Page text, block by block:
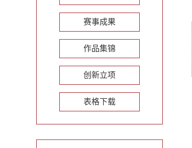
赛事成果
作品集锦
创新立项
表格下载